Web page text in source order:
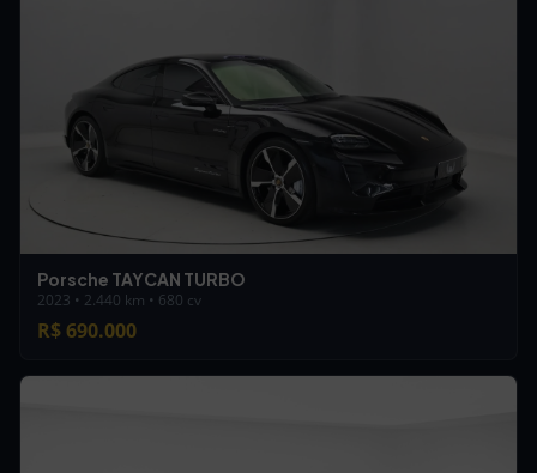
Porsche TAYCAN TURBO
2023 • 2.440 km • 680 cv
R$ 690.000